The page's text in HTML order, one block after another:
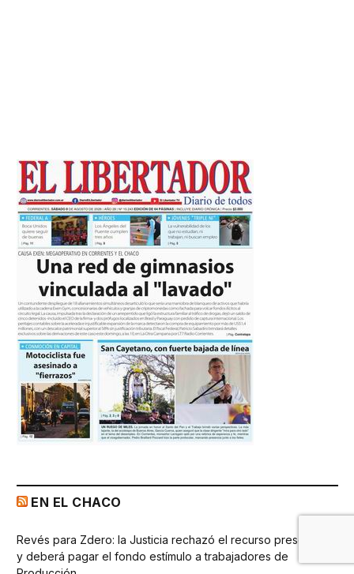
EN EL CHACO
Revés para Zdero: la Justicia rechazó el recurso presentado
y deberá pagar el fondo estímulo a trabajadores de